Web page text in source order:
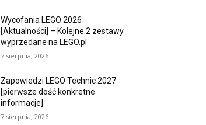
Wycofania LEGO 2026
[Aktualności] – Kolejne 2 zestawy
wyprzedane na LEGO.pl
7 sierpnia, 2026
Zapowiedzi LEGO Technic 2027
[pierwsze dość konkretne
informacje]
7 sierpnia, 2026